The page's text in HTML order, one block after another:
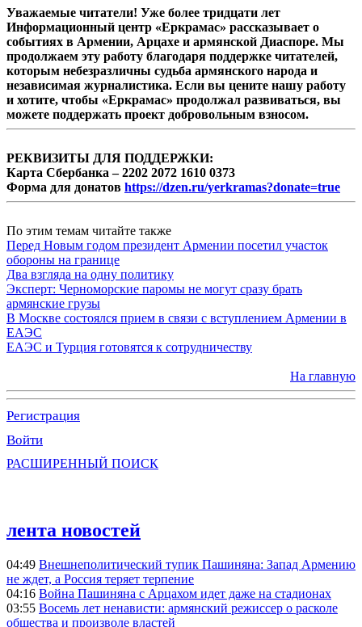
Уважаемые читатели! Уже более тридцати лет
Информационный центр «Еркрамас» рассказывает о
событиях в Армении, Арцахе и армянской Диаспоре. Мы
продолжаем эту работу благодаря поддержке читателей,
которым небезразличны судьба армянского народа и
независимая журналистика. Если вы цените нашу работу
и хотите, чтобы «Еркрамас» продолжал развиваться, вы
можете поддержать проект добровольным взносом.
РЕКВИЗИТЫ ДЛЯ ПОДДЕРЖКИ:
Карта Сбербанка – 2202 2072 1610 0373
Форма для донатов https://dzen.ru/yerkramas?donate=true
По этим темам читайте также
Перед Новым годом президент Армении посетил участок
обороны на границе
Два взгляда на одну политику
Эксперт: Черноморские паромы не могут сразу брать
армянские грузы
В Москве состоялся прием в связи с вступлением Армении в
ЕАЭС
ЕАЭС и Турция готовятся к сотрудничеству
На главную
Регистрация
Войти
РАСШИРЕННЫЙ ПОИСК
лента новостей
04:49 Внешнеполитический тупик Пашиняна: Запад Армению
не ждет, а Россия теряет терпение
04:16 Война Пашиняна с Арцахом идет даже на стадионах
03:55 Восемь лет ненависти: армянский режиссер о расколе
общества и произволе властей